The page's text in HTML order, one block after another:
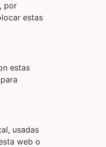
por
estas
estas
usadas
web o